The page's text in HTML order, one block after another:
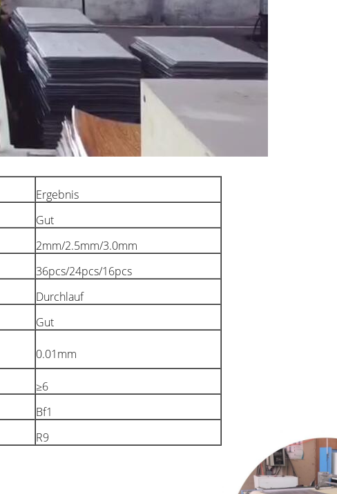
Ergebnis
Gut
2mm/2.5mm/3.0mm
36pcs/24pcs/16pcs
Durchlauf
Gut
0.01mm
≥6
Bf1
R9